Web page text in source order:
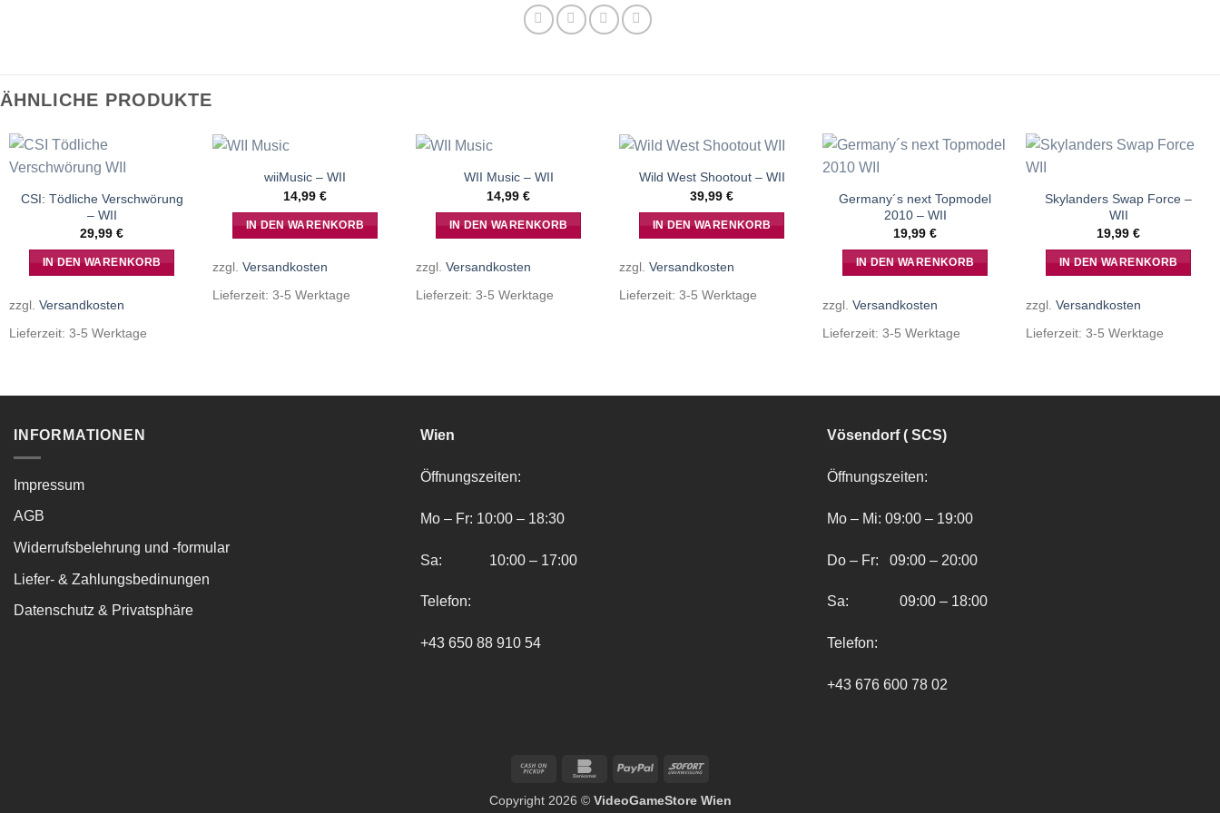
ÄHNLICHE PRODUKTE
CSI: Tödliche Verschwörung
– WII
29,99 €
IN DEN WARENKORB
zzgl. Versandkosten
Lieferzeit: 3-5 Werktage
wiiMusic – WII
14,99 €
IN DEN WARENKORB
zzgl. Versandkosten
Lieferzeit: 3-5 Werktage
WII Music – WII
14,99 €
IN DEN WARENKORB
zzgl. Versandkosten
Lieferzeit: 3-5 Werktage
Wild West Shootout – WII
39,99 €
IN DEN WARENKORB
zzgl. Versandkosten
Lieferzeit: 3-5 Werktage
Germany´s next Topmodel
2010 – WII
19,99 €
IN DEN WARENKORB
zzgl. Versandkosten
Lieferzeit: 3-5 Werktage
Skylanders Swap Force –
WII
19,99 €
IN DEN WARENKORB
zzgl. Versandkosten
Lieferzeit: 3-5 Werktage
INFORMATIONEN
Impressum
AGB
Widerrufsbelehrung und -formular
Liefer- & Zahlungsbedinungen
Datenschutz & Privatsphäre
Wien
Öffnungszeiten:
Mo – Fr: 10:00 – 18:30
Sa: 10:00 – 17:00
Telefon:
+43 650 88 910 54
Vösendorf ( SCS)
Öffnungszeiten:
Mo – Mi: 09:00 – 19:00
Do – Fr: 09:00 – 20:00
Sa: 09:00 – 18:00
Telefon:
+43 676 600 78 02
Cash
Pickup
BankomatPayPal Sofort
Copyright 2026 © VideoGameStore Wien